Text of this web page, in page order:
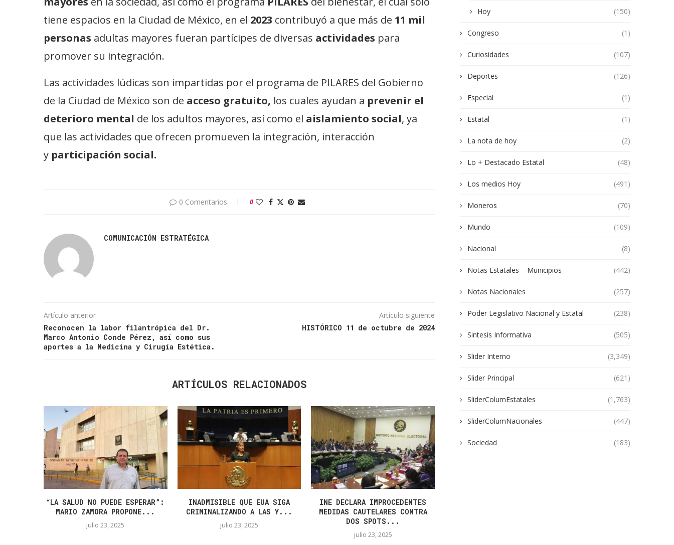
tiene espacios en la Ciudad de México, en el 2023 contribuyó a que más de 11 mil
personas adultas mayores fueran partícipes de diversas actividades para
promover su integración.
Las actividades lúdicas son impartidas por el programa de PILARES del Gobierno
de la Ciudad de México son de acceso gratuito, los cuales ayudan a prevenir el
deterioro mental de los adultos mayores, así como el aislamiento social, ya
que las actividades que ofrecen promueven la integración, interacción
y participación social.
0 Comentarios 0
COMUNICACIÓN ESTRATÉGICA
Artículo anterior
Reconocen la labor filantrópica del Dr.
Marco Antonio Conde Pérez, así como sus
aportes a la Medicina y Cirugía Estética.
Artículo siguiente
HISTÓRICO 11 de octubre de 2024
ARTÍCULOS RELACIONADOS
“LA SALUD NO PUEDE ESPERAR”:
MARIO ZAMORA PROPONE...
julio 23, 2025
INADMISIBLE QUE EUA SIGA
CRIMINALIZANDO A LAS Y...
julio 23, 2025
INE DECLARA IMPROCEDENTES
MEDIDAS CAUTELARES CONTRA
DOS SPOTS...
julio 23, 2025
Hoy (150)
Congreso (1)
Curiosidades (107)
Deportes (126)
Especial (1)
Estatal (1)
La nota de hoy (2)
Lo + Destacado Estatal (48)
Los medios Hoy (491)
Moneros (70)
Mundo (109)
Nacional (8)
Notas Estatales – Municipios (442)
Notas Nacionales (257)
Poder Legislativo Nacional y Estatal (238)
Sintesis Informativa (505)
Slider Interno (3,349)
Slider Principal (621)
SliderColumEstatales (1,763)
SliderColumNacionales (447)
Sociedad (183)